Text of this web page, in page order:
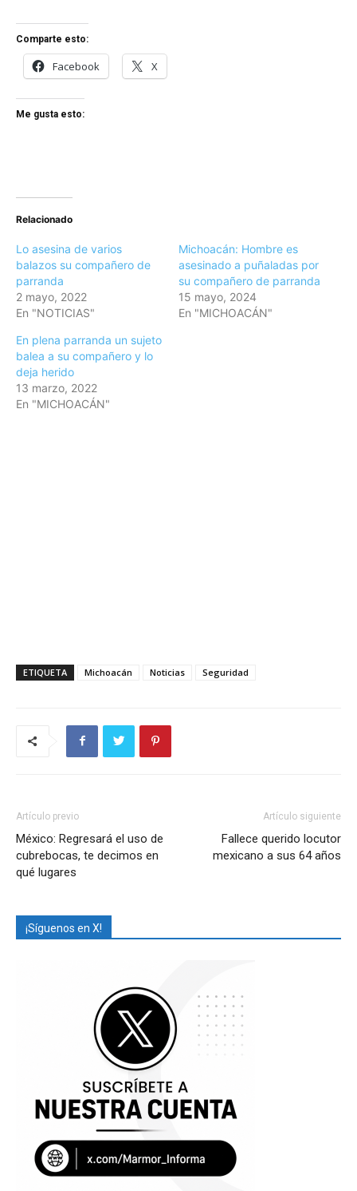
Comparte esto:
Facebook X
Me gusta esto:
Relacionado
Lo asesina de varios
balazos su compañero de
parranda
2 mayo, 2022
En "NOTICIAS"
Michoacán: Hombre es
asesinado a puñaladas por
su compañero de parranda
15 mayo, 2024
En "MICHOACÁN"
En plena parranda un sujeto
balea a su compañero y lo
deja herido
13 marzo, 2022
En "MICHOACÁN"
ETIQUETA Michoacán Noticias Seguridad
Artículo previo
México: Regresará el uso de
cubrebocas, te decimos en
qué lugares
Artículo siguiente
Fallece querido locutor
mexicano a sus 64 años
¡Síguenos en X!